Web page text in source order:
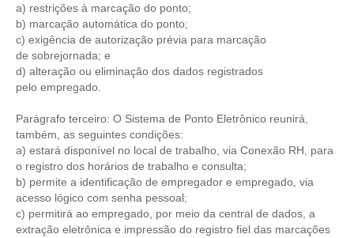
CONTATO
CADASTRO
ASSOCIE-SE
NÚCLEO JOVEM
a) restrições à marcação do ponto;
b) marcação automática do ponto;
c) exigência de autorização prévia para marcação
de sobrejornada; e
d) alteração ou eliminação dos dados registrados
pelo empregado.
Parágrafo terceiro: O Sistema de Ponto Eletrônico reunirá,
também, as seguintes condições:
a) estará disponível no local de trabalho, via Conexão RH, para
o registro dos horários de trabalho e consulta;
b) permite a identificação de empregador e empregado, via
acesso lógico com senha pessoal;
c) permitirá ao empregado, por meio da central de dados, a
extração eletrônica e impressão do registro fiel das marcações